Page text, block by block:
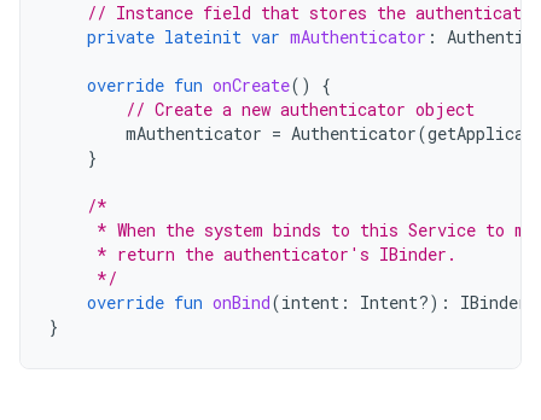
// Instance field that stores the
private lateinit var mAuthenticator :
override fun onCreate()
{
// Create a new authenticator object
mAuthenticator = Authenticator(
}
/*
* When the system binds to this Service to
     * return the authenticator's IBinder.
     */
override fun onBind(intent : Intent?) : IBinder
}